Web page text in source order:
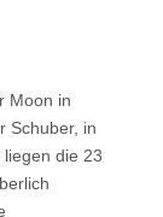
Moon in
Schuber, in
die 23